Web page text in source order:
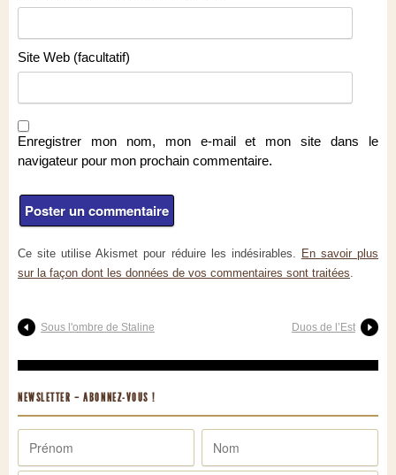
Site Web (facultatif)
Enregistrer mon nom, mon e-mail et mon site dans le
navigateur pour mon prochain commentaire.
Ce site utilise Akismet pour réduire les indésirables. En savoir plus
sur la façon dont les données de vos commentaires sont traitées
Sous l'ombre de Staline Duos de l’Est
NEWSLETTER – ABONNEZ-VOUS !